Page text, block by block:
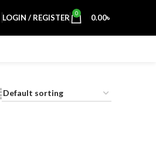
LOGIN / REGISTER 0 0.00৳